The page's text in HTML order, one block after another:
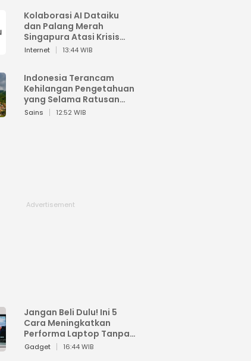
Kolaborasi AI Dataiku
dan Palang Merah
Singapura Atasi Krisis
Bencana
Internet 13:44 WIB
Indonesia Terancam
Kehilangan Pengetahuan
yang Selama Ratusan
Tahun Menjaga Alam
Sains 12:52 WIB
Jangan Beli Dulu! Ini 5
Cara Meningkatkan
Performa Laptop Tanpa
Harus Beli Baru
Gadget 16:44 WIB